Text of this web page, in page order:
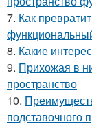
7. Как
8. Какие
9. Прихожая в
пространство
10.
подставочного